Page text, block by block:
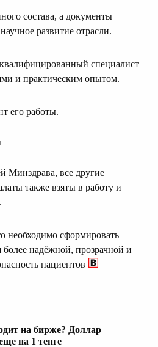
состава, а документы
развитие отрасли.
специалист
и практическим опытом.
его работы.
Минздрава, все другие
также взяты в работу и
необходимо сформировать
более надёжной, прозрачной и
пациентов
на бирже? Доллар
на 1 тенге